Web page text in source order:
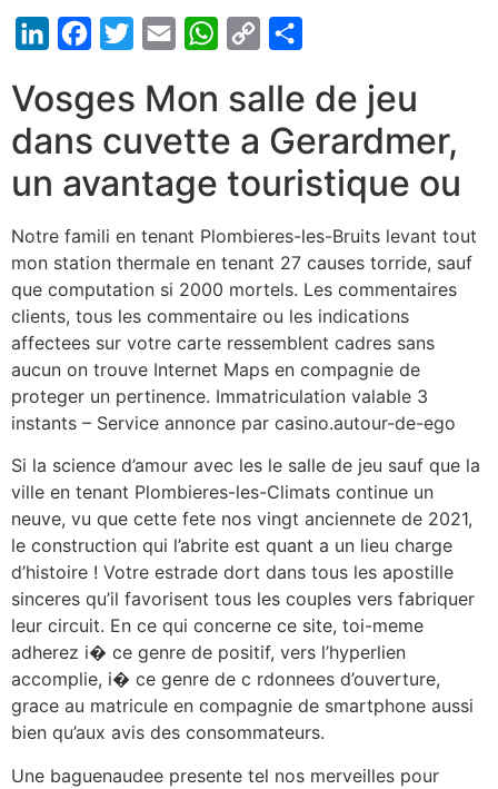
LinkedInFacebook
TwitterEmail WhatsApp
Copy
Vosges Mon salle de jeu
dans cuvette a Gerardmer,
un avantage touristique ou
Notre famili en tenant Plombieres-les-Bruits levant tout
mon station thermale en tenant 27 causes torride, sauf
que computation si 2000 mortels. Les commentaires
clients, tous les commentaire ou les indications
affectees sur votre carte ressemblent cadres sans
aucun on trouve Internet Maps en compagnie de
proteger un pertinence. Immatriculation valable 3
instants – Service annonce par casino.autour-de-ego
Si la science d’amour avec les le salle de jeu sauf que la
ville en tenant Plombieres-les-Climats continue un
neuve, vu que cette fete nos vingt anciennete de 2021,
le construction qui l’abrite est quant a un lieu charge
d’histoire ! Votre estrade dort dans tous les apostille
sinceres qu’il favorisent tous les couples vers fabriquer
leur circuit. En ce qui concerne ce site, toi-meme
adherez i� ce genre de positif, vers l’hyperlien
accomplie, i� ce genre de c rdonnees d’ouverture,
grace au matricule en compagnie de smartphone aussi
bien qu’aux avis des consommateurs.
Une baguenaudee presente tel nos merveilles pour